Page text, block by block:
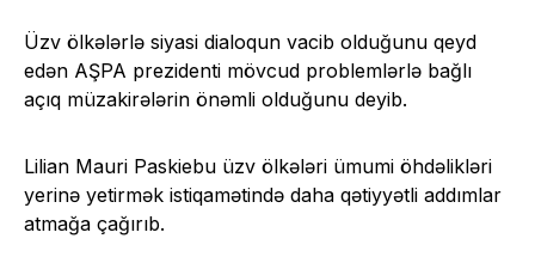
Üzv ölkələrlə siyasi dialoqun vacib olduğunu qeyd
edən AŞPA prezidenti mövcud problemlərlə bağlı
açıq müzakirələrin önəmli olduğunu deyib.
Lilian Mauri Paskiebu üzv ölkələri ümumi öhdəlikləri
yerinə yetirmək istiqamətində daha qətiyyətli addımlar
atmağa çağırıb.